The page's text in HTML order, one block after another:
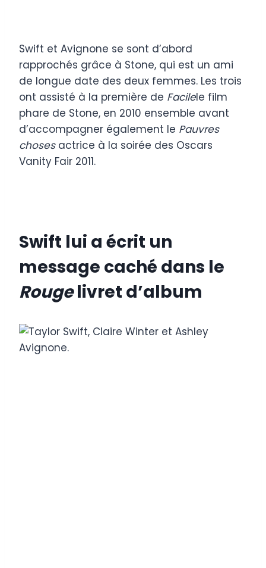
Swift et Avignone se sont d’abord
rapprochés grâce à Stone, qui est un ami
de longue date des deux femmes. Les trois
ont assisté à la première de Facilele film
phare de Stone, en 2010 ensemble avant
d’accompagner également le Pauvres
choses actrice à la soirée des Oscars
Vanity Fair 2011.
Swift lui a écrit un
message caché dans le
Rougelivret d’album